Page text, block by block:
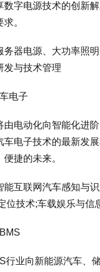
数字电源技术的创新
。
器电源、大功率照明
发与技术管理
电子
电动化向智能化进阶
车电子技术的最新发
捷的未来。
互联网汽车感知与识
位技术;车载娱乐与信
业向新能源汽车、